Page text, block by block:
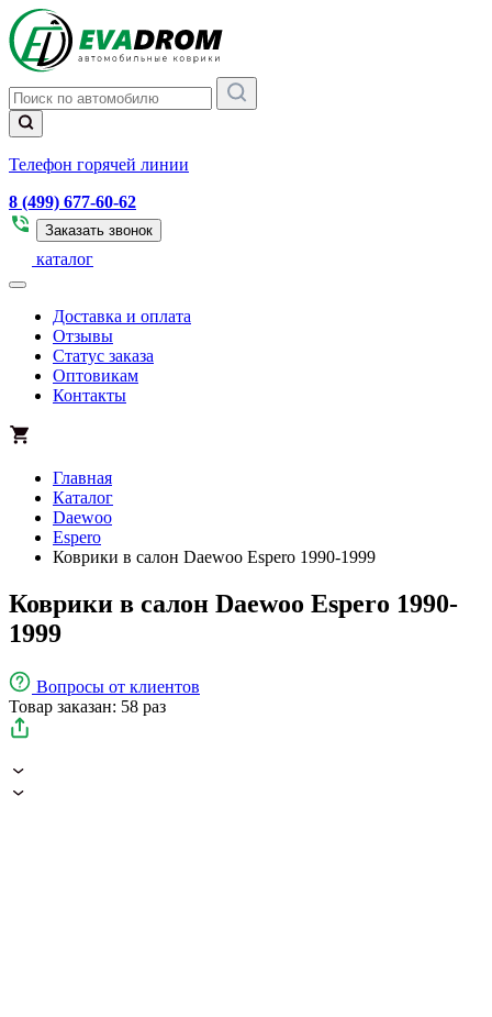
Телефон горячей линии
8 (499) 677-60-62
Заказать звонок
каталог
Доставка и оплата
Отзывы
Статус заказа
Оптовикам
Контакты
Главная
Каталог
Daewoo
Espero
Коврики в салон Daewoo Espero 1990-1999
Коврики в салон Daewoo Espero 1990-
1999
Вопросы от клиентов
Товар заказан: 58 раз